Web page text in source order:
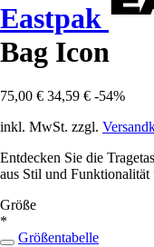
Eastpak
Bag Icon
75,00 € 34,59 € -54%
inkl. MwSt. zzgl.
Entdecken Sie die
aus Stil und Funktionalität
Größe
*
Größentabelle